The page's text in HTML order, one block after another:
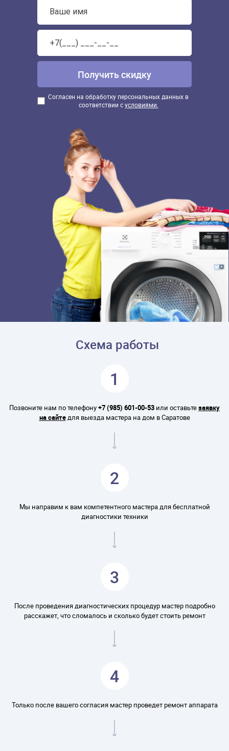
Согласен на обработку персональных данных в
соответствии сусловиями.
Схема работы
1
Позвоните нам по телефону+7 (985) 601-00-53 или оставьтезаявку
на сайтедля выезда мастера на дом в Саратове
2
Мы направим к вам компетентного мастера для бесплатной
диагностики техники
3
После проведения диагностических процедур мастер подробно
расскажет, что сломалось и сколько будет стоить ремонт
4
Только после вашего согласия мастер проведет ремонт аппарата